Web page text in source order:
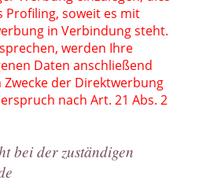
Profiling, soweit es mit
in Verbindung steht.
werden Ihre
Daten anschließend
der Direktwerbung
nach Art. 21 Abs. 2
bei der zuständigen